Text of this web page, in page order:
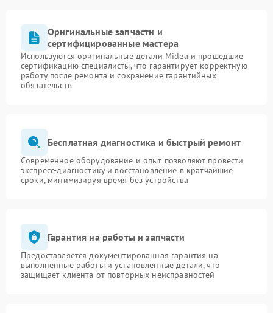
Оригинальные запчасти и
сертифицированные мастера
Используются оригинальные детали Midea и прошедшие
сертификацию специалисты, что гарантирует корректную
работу после ремонта и сохранение гарантийных
обязательств
Бесплатная диагностика и быстрый ремонт
Современное оборудование и опыт позволяют провести
экспресс-диагностику и восстановление в кратчайшие
сроки, минимизируя время без устройства
Гарантия на работы и запчасти
Предоставляется документированная гарантия на
выполненные работы и установленные детали, что
защищает клиента от повторных неисправностей